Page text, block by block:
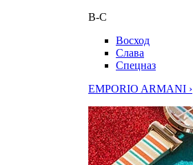
В-С
Восход
Слава
Спецназ
EMPORIO ARMANI ›